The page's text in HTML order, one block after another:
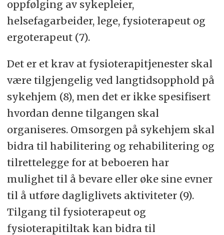
oppfølging av sykepleier,
helsefagarbeider, lege, fysioterapeut og
ergoterapeut (7).
Det er et krav at fysioterapitjenester skal
være tilgjengelig ved langtidsopphold på
sykehjem (8), men det er ikke spesifisert
hvordan denne tilgangen skal
organiseres. Omsorgen på sykehjem skal
bidra til habilitering og rehabilitering og
tilrettelegge for at beboeren har
mulighet til å bevare eller øke sine evner
til å utføre dagliglivets aktiviteter (9).
Tilgang til fysioterapeut og
fysioterapitiltak kan bidra til